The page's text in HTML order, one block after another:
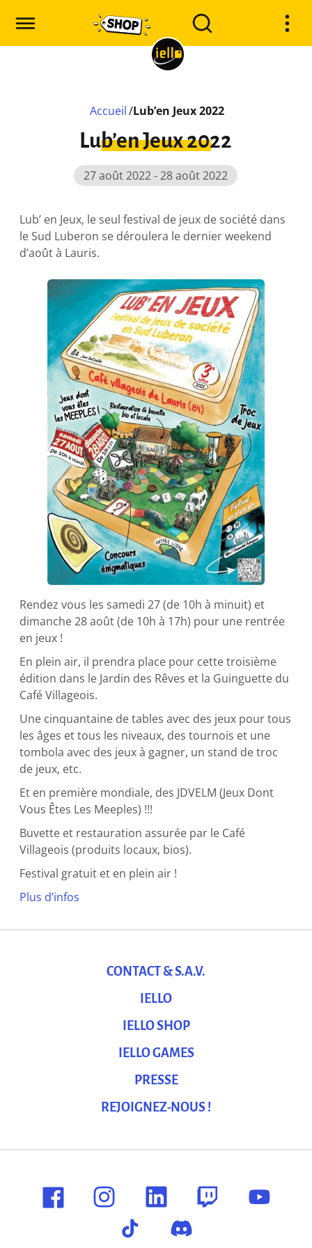
Accueil /Lub’en Jeux 2022
Lub’en Jeux 2022
27 août 2022 - 28 août 2022
Lub’ en Jeux, le seul festival de jeux de société dans
le Sud Luberon se déroulera le dernier weekend
d’août à Lauris.
Rendez vous les samedi 27 (de 10h à minuit) et
dimanche 28 août (de 10h à 17h) pour une rentrée
en jeux !
En plein air, il prendra place pour cette troisième
édition dans le Jardin des Rêves et la Guinguette du
Café Villageois.
Une cinquantaine de tables avec des jeux pour tous
les âges et tous les niveaux, des tournois et une
tombola avec des jeux à gagner, un stand de troc
de jeux, etc.
Et en première mondiale, des JDVELM (Jeux Dont
Vous Êtes Les Meeples) !!!
Buvette et restauration assurée par le Café
Villageois (produits locaux, bios).
Festival gratuit et en plein air !
Plus d’infos
CONTACT & S.A.V.
IELLO
IELLO SHOP
IELLO GAMES
PRESSE
REJOIGNEZ-NOUS !